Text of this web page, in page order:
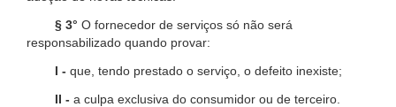
§ 3° O fornecedor de serviços só não será
responsabilizado quando provar:
I - que, tendo prestado o serviço, o defeito inexiste;
II - a culpa exclusiva do consumidor ou de terceiro.